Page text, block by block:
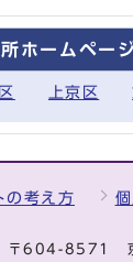
所ホームペー
上京区
の考え方
〒604-8571 京